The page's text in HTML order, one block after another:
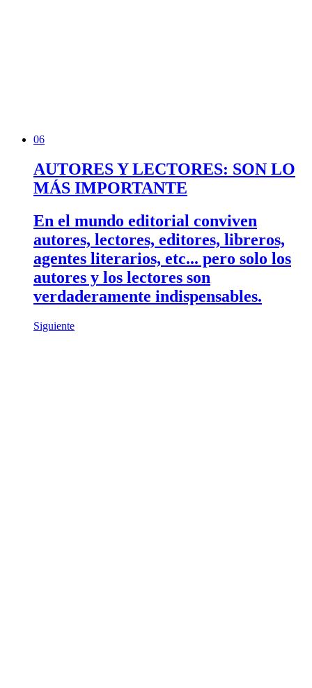
06
AUTORES Y LECTORES: SON LO
MÁS IMPORTANTE
En el mundo editorial conviven
autores, lectores, editores, libreros,
agentes literarios, etc... pero solo los
autores y los lectores son
verdaderamente indispensables.
Siguiente